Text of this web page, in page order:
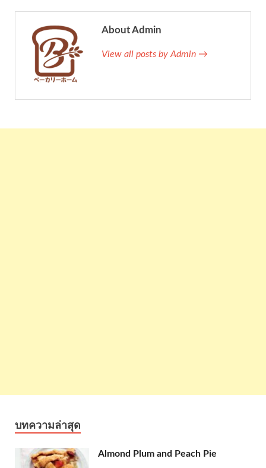
About Admin
View all posts by Admin →
บทความล่าสุด
Almond Plum and Peach Pie